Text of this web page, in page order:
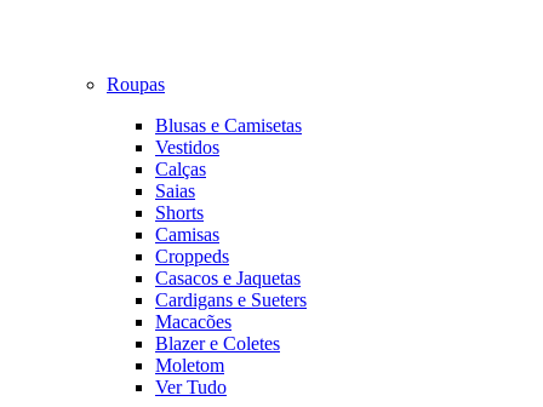
Roupas
Blusas e Camisetas
Vestidos
Calças
Saias
Shorts
Camisas
Croppeds
Casacos e Jaquetas
Cardigans e Sueters
Macacões
Blazer e Coletes
Moletom
Ver Tudo